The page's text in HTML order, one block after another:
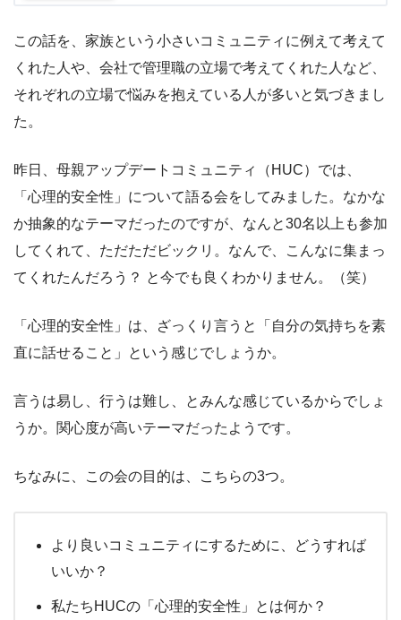
この話を、家族という小さいコミュニティに例えて考えて
くれた人や、会社で管理職の立場で考えてくれた人など、
それぞれの立場で悩みを抱えている人が多いと気づきまし
た。
昨日、母親アップデートコミュニティ（HUC）では、
「心理的安全性」について語る会をしてみました。なかな
か抽象的なテーマだったのですが、なんと30名以上も参加
してくれて、ただただビックリ。なんで、こんなに集まっ
てくれたんだろう？ と今でも良くわかりません。（笑）
「心理的安全性」は、ざっくり言うと「自分の気持ちを素
直に話せること」という感じでしょうか。
言うは易し、行うは難し、とみんな感じているからでしょ
うか。関心度が高いテーマだったようです。
ちなみに、この会の目的は、こちらの3つ。
より良いコミュニティにするために、どうすれば
いいか？
私たちHUCの「心理的安全性」とは何か？